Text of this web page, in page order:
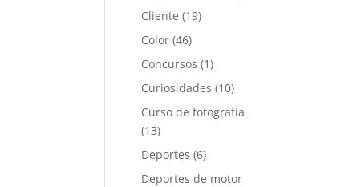
Cliente (19)
Color (46)
Concursos (1)
Curiosidades (10)
Curso de fotografía
(13)
Deportes (6)
Deportes de motor